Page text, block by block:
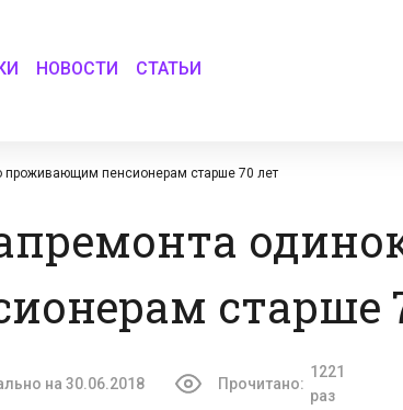
НОВОСТИ СТАТЬИ
проживающим пенсионерам старше 70 лет
старше
на 30.06.2018 Прочитано:
1221
раз